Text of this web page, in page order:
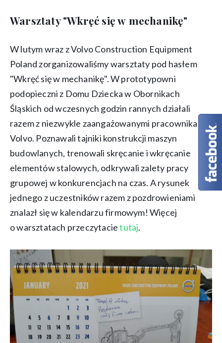
Warsztaty "Wkręć się w mechanikę"
W lutym wraz z Volvo Construction Equipment
Poland zorganizowaliśmy warsztaty pod hasłem
"Wkręć się w mechanikę". W prototypowni
podopieczni z Domu Dziecka w Obornikach
Śląskich od wczesnych godzin rannych działali
razem z niezwykle zaangażowanymi pracownikami
Volvo. Poznawali tajniki konstrukcji maszyn
budowlanych, trenowali skręcanie i wkręcanie
elementów stalowych, odkrywali zalety pracy
grupowej w konkurencjach na czas. A rysunek
jednego z uczestników razem z pozdrowieniami
znalazł się w kalendarzu firmowym! Więcej
o warsztatach przeczytacietutaj.